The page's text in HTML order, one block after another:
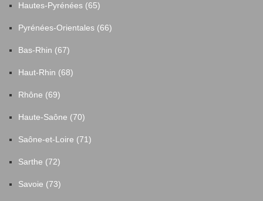
Hautes-Pyrénées (65)
Pyrénées-Orientales (66)
Bas-Rhin (67)
Haut-Rhin (68)
Rhône (69)
Haute-Saône (70)
Saône-et-Loire (71)
Sarthe (72)
Savoie (73)